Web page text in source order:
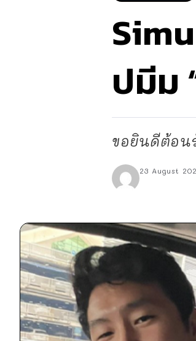
ปมีม
ขอยินดีต้อน
23 August